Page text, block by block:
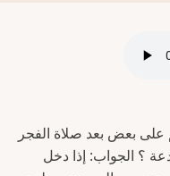
بعض بعد صلاة الفجر
؟ الجواب: إذا دخل